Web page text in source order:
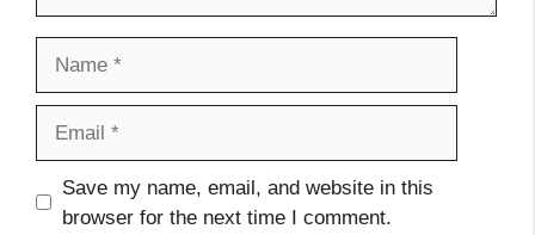
Website
Save my name, email, and website in this
browser for the next time I comment.